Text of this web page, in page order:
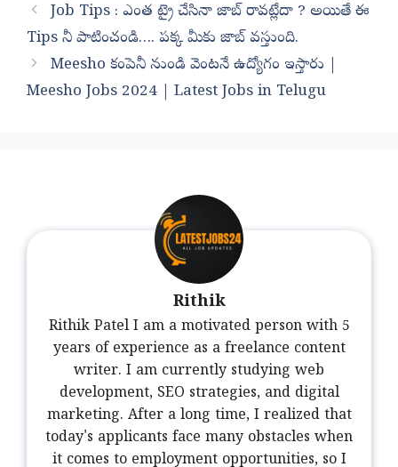
Job Tips : ఎంత ట్రై చేసినా జాబ్ రావట్లేదా ? అయితే ఈ
Tips నీ పాటించండి…. పక్క మీకు జాబ్ వస్తుంది.
Meesho కంపెనీ నుండి వెంటనే ఉద్యోగం ఇస్తారు |
Meesho Jobs 2024 | Latest Jobs in Telugu
Rithik
Rithik Patel I am a motivated person with 5
years of experience as a freelance content
writer. I am currently studying web
development, SEO strategies, and digital
marketing. After a long time, I realized that
today's applicants face many obstacles when
it comes to employment opportunities, so I